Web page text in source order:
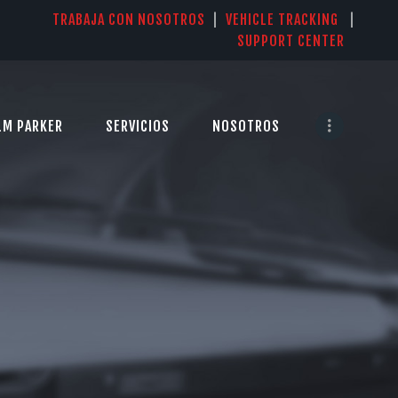
TRABAJA CON NOSOTROS VEHICLE TRACKING
SUPPORT CENTER
PARKER SERVICIOS NOSOTROS